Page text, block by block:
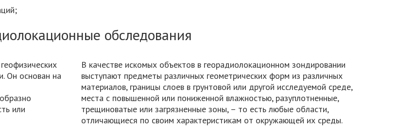
обследования
Он основан на
или
В качестве искомых объектов в георадиолокационном зондировании
выступают предметы различных геометрических форм из различных
материалов, границы слоев в грунтовой или другой исследуемой среде,
места с повышенной или пониженной влажностью, разуплотненные,
трещиноватые или загрязненные зоны, – то есть любые области,
отличающиеся по своим характеристикам от окружающей их среды.